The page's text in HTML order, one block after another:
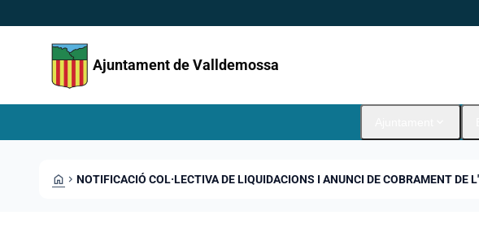
Ajuntament de Valldemossa
HOME CHEVRON_RIGHT NOTIFICACIÓ COL·LECTIVA DE LIQUIDACIONS I ANUNCI DE COBRAMENT